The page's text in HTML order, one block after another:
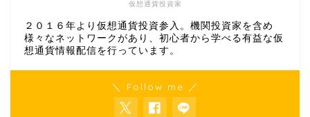
仮想通貨投資家
２０１６年より仮想通貨投資参入。機関投資家を含め
様々なネットワークがあり、初心者から学べる有益な仮
想通貨情報配信を行っています。
＼ Follow me ／